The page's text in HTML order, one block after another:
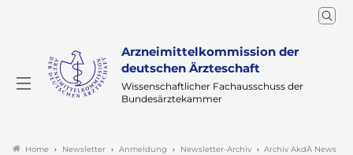
Arzneimittelkommission der
deutschen Ärzteschaft
Wissenschaftlicher Fachausschuss der
Bundesärztekammer
Home Newsletter Anmeldung Newsletter-Archiv Archiv AkdÄ News